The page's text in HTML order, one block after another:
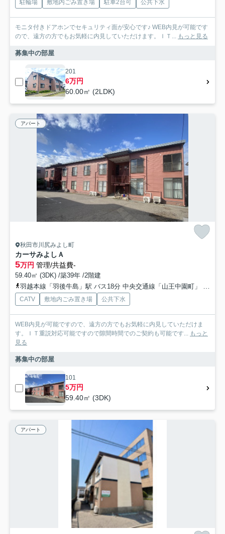
駐輪場 敷地内ごみ置き場 駐車2台可 公共下水
モニタ付きドアホンでセキュリティ面が安心です♪ WEB内見が可能です
ので、遠方の方でもお気軽に内見していただけます。ＩＴ... もっと見る
募集中の部屋
201
6万円
60.00㎡ (2LDK)
アパート
秋田市川尻みよし町
カーサみよしＡ
5万円 管理/共益費-
59.40㎡ (3DK) /築39年 /2階建
羽越本線「羽後牛島」駅 バス18分 中央交通線「山王中園町」 停歩3分
CATV 敷地内ごみ置き場 公共下水
WEB内見が可能ですので、遠方の方でもお気軽に内見していただけま
す。ＩＴ重説対応可能ですので隙間時間でのご契約も可能です... もっと
見る
募集中の部屋
101
5万円
59.40㎡ (3DK)
アパート